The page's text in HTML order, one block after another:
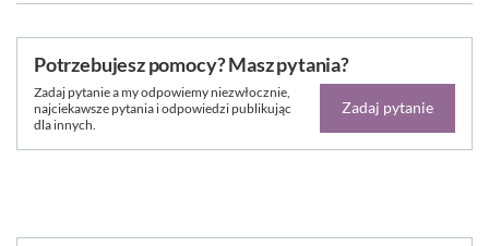
Potrzebujesz pomocy? Masz pytania?
Zadaj pytanie a my odpowiemy niezwłocznie,
najciekawsze pytania i odpowiedzi publikując
dla innych.
Zadaj pytanie